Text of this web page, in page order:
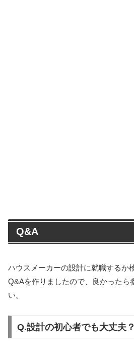
Q&A
ハウスメーカーの設計に就職するか
Q&Aを作りましたので、良かったら
い。
Q.設計の初心者でも大丈夫？